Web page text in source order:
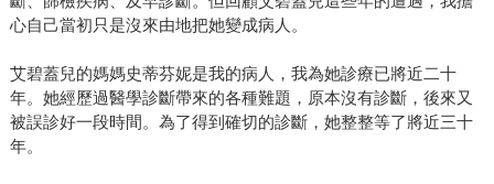
心自己當初只是沒來由地把她變成病人。
艾碧蓋兒的媽媽史蒂芬妮是我的病人，我為她診療已將近二十
年。她經歷過醫學診斷帶來的各種難題，原本沒有診斷，後來又
被誤診好一段時間。為了得到確切的診斷，她整整等了將近三十
年。